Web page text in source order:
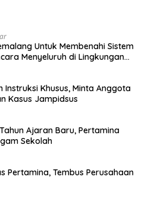
Untuk Membenahi Sistem
Menyeluruh di Lingkungan
Instruksi Khusus, Minta Anggota
Kasus Jampidsus
Ajaran Baru, Pertamina
Sekolah
Pertamina, Tembus Perusahaan